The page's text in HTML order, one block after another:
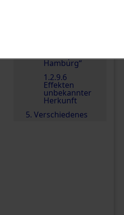
Hamburg“
1.2.9.6
Effekten
unbekannter
Herkunft
5. Verschiedenes